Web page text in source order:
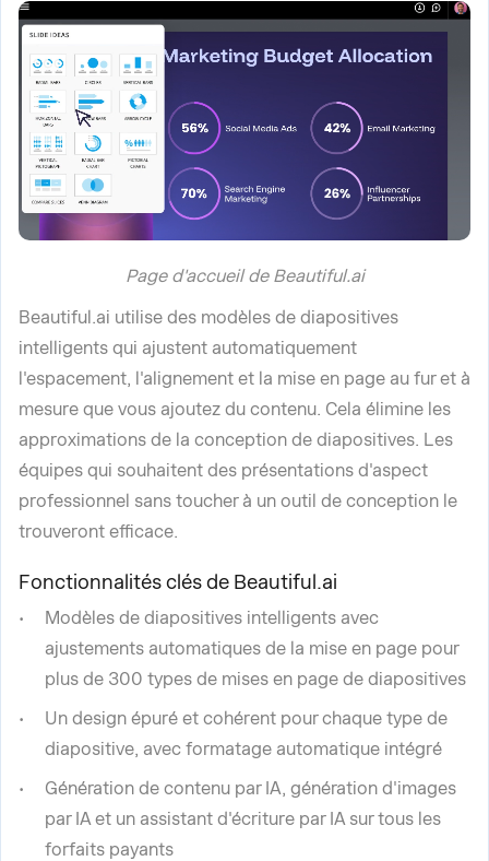
Page d'accueil de Beautiful.ai
Beautiful.ai utilise des modèles de diapositives
intelligents qui ajustent automatiquement
l'espacement, l'alignement et la mise en page au fur et à
mesure que vous ajoutez du contenu. Cela élimine les
approximations de la conception de diapositives. Les
équipes qui souhaitent des présentations d'aspect
professionnel sans toucher à un outil de conception le
trouveront efficace.
Fonctionnalités clés de Beautiful.ai
Modèles de diapositives intelligents avec
ajustements automatiques de la mise en page pour
plus de 300 types de mises en page de diapositives
Un design épuré et cohérent pour chaque type de
diapositive, avec formatage automatique intégré
Génération de contenu par IA, génération d'images
par IA et un assistant d'écriture par IA sur tous les
forfaits payants